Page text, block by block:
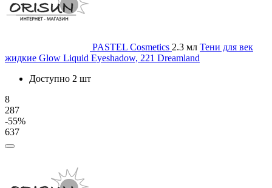
PASTEL Cosmetics 2.3 мл Тени для век
жидкие Glow Liquid Eyeshadow, 221 Dreamland
Доступно 2 шт
8
287
-55%
637